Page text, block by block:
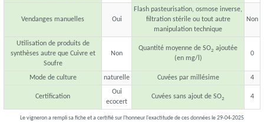
Vendanges manuelles Oui
Flash pasteurisation, osmose inverse,
filtration stérile ou tout autre
manipulation technique
Non
Utilisation de produits de
synthèses autre que Cuivre et
Soufre
Non
Quantité moyenne de SO2 ajoutée
(en mg/l)
0
Mode de culture naturelle Cuvées par millésime 4
Certification
Oui
ecocert
Cuvées sans ajout de SO2 4
Le vigneron a rempli sa fiche et a certifié sur l'honneur l'exactitude de ces données le 29-04-2025